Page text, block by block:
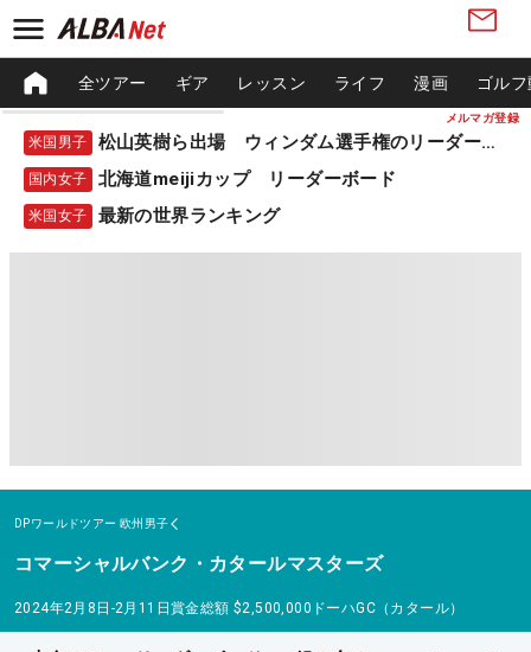
メルマガ登録
全ツアー ギア レッスン ライフ 漫画 ゴル
米国男子 松山英樹ら出場 ウィンダム選手権のリーダーボード
国内女子 北海道meijiカップ リーダーボード
米国女子 最新の世界ランキング
DPワールドツアー 欧州男子
コマーシャルバンク・カタールマスターズ
2024年2月8日-2月11日賞金総額 $2,500,000 ドーハGC（カタール）